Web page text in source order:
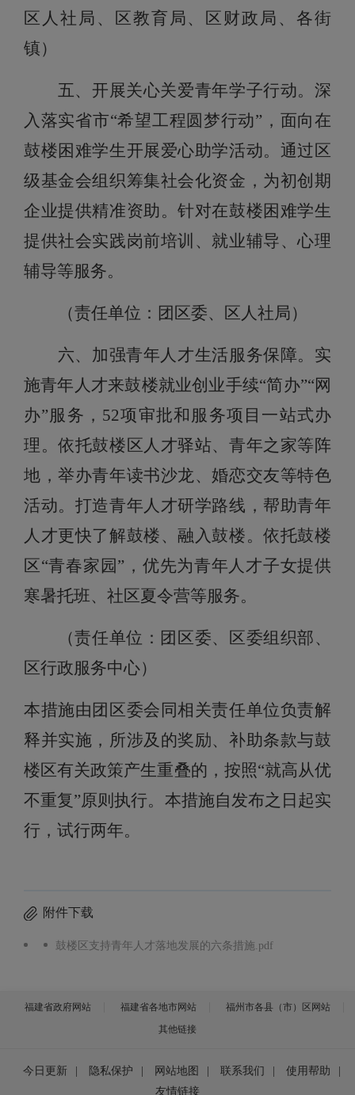
区人社局、区教育局、区财政局、各街
镇）
五、开展关心关爱青年学子行动。 深
入落实省市“希望工程圆梦行动”，面向在
鼓楼困难学生开展爱心助学活动。通过区
级基金会组织筹集社会化资金，为初创期
企业提供精准资助。针对在鼓楼困难学生
提供社会实践岗前培训、就业辅导、心理
辅导等服务。
（责任单位：团区委、区人社局）
六、加强青年人才生活服务保障。 实
施青年人才来鼓楼就业创业手续“简办”“网
办”服务，52项审批和服务项目一站式办
理。依托鼓楼区人才驿站、青年之家等阵
地，举办青年读书沙龙、婚恋交友等特色
活动。打造青年人才研学路线，帮助青年
人才更快了解鼓楼、融入鼓楼。依托鼓楼
区“青春家园”，优先为青年人才子女提供
寒暑托班、社区夏令营等服务。
（责任单位：团区委、区委组织部、
区行政服务中心）
本措施由团区委会同相关责任单位负责解
释并实施，所涉及的奖励、补助条款与鼓
楼区有关政策产生重叠的，按照“就高从优
不重复”原则执行。本措施自发布之日起实
行，试行两年。
附件下载
鼓楼区支持青年人才落地发展的六条措施.pdf
福建省政府网站 福建省各地市网站
福州市各县（市）区网站
其他链接
今日更新 隐私保护 网站地图 联系我们 使用帮助
友情链接